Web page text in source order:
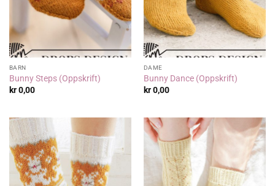
BARN
Bunny Steps (Oppskrift)
kr0,00
DAME
Bunny Dance (Oppskrift)
kr0,00